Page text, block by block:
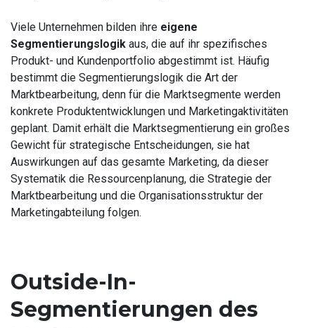
Viele Unternehmen bilden ihre eigene
Segmentierungslogik aus, die auf ihr spezifisches
Produkt- und Kundenportfolio abgestimmt ist. Häufig
bestimmt die Segmentierungslogik die Art der
Marktbearbeitung, denn für die Marktsegmente werden
konkrete Produktentwicklungen und Marketingaktivitäten
geplant. Damit erhält die Marktsegmentierung ein großes
Gewicht für strategische Entscheidungen, sie hat
Auswirkungen auf das gesamte Marketing, da dieser
Systematik die Ressourcenplanung, die Strategie der
Marktbearbeitung und die Organisationsstruktur der
Marketingabteilung folgen.
Outside-In-
Segmentierungen des